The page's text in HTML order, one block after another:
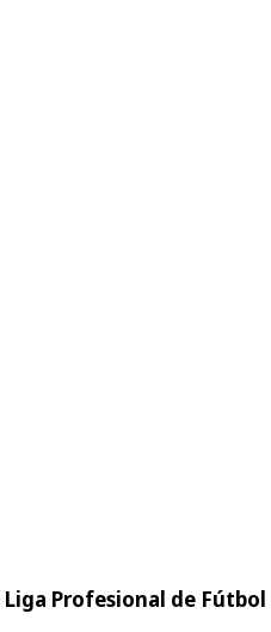
Liga Profesional de Fútbol